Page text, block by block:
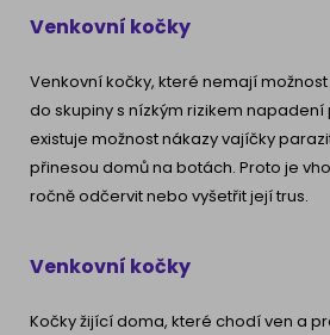
Venkovní kočky
Venkovní kočky, které nemají
do skupiny s nízkým rizikem napadení
existuje možnost nákazy vajíčky
přinesou domů na botách. Proto je
ročně odčervit nebo vyšetřit její trus.
Venkovní kočky
Kočky žijící doma, které chodí ven a